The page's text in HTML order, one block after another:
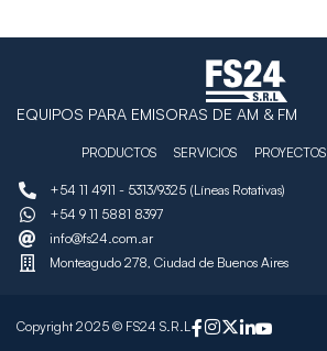
EQUIPOS PARA EMISORAS DE AM & FM
PRODUCTOS SERVICIOS PROYECTOS
+54 11 4911 - 5313/9325 (Líneas Rotativas)
+54 9 11 5881 8397
info@fs24.com.ar
Monteagudo 278, Ciudad de Buenos Aires
Copyright 2025 © FS24 S.R.L